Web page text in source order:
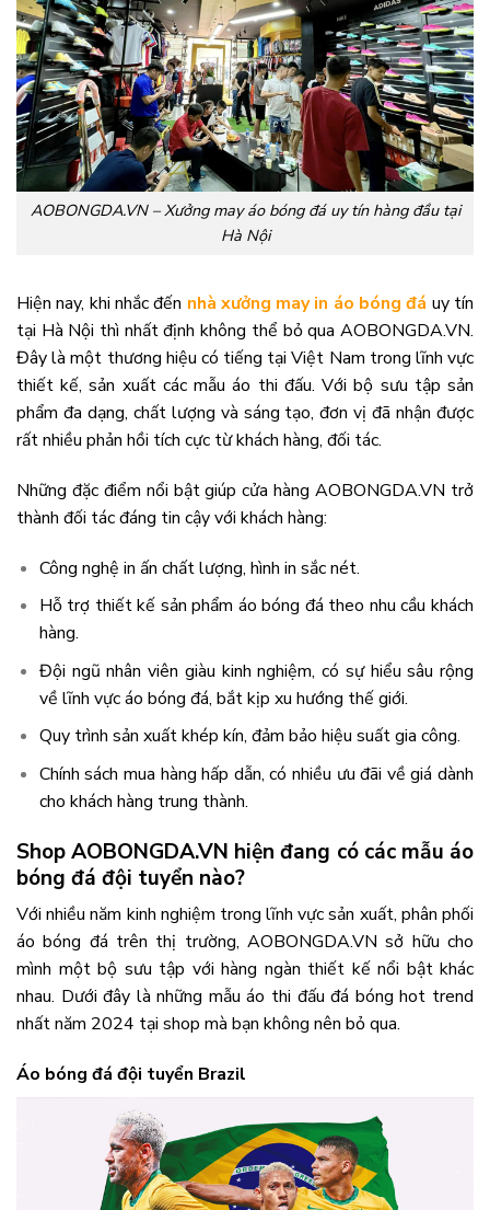
AOBONGDA.VN – Xưởng may áo bóng đá uy tín hàng đầu tại
Hà Nội
Hiện nay, khi nhắc đến nhà xưởng may in áo bóng đá uy tín
tại Hà Nội thì nhất định không thể bỏ qua AOBONGDA.VN.
Đây là một thương hiệu có tiếng tại Việt Nam trong lĩnh vực
thiết kế, sản xuất các mẫu áo thi đấu. Với bộ sưu tập sản
phẩm đa dạng, chất lượng và sáng tạo, đơn vị đã nhận được
rất nhiều phản hồi tích cực từ khách hàng, đối tác.
Những đặc điểm nổi bật giúp cửa hàng AOBONGDA.VN trở
thành đối tác đáng tin cậy với khách hàng:
Công nghệ in ấn chất lượng, hình in sắc nét.
Hỗ trợ thiết kế sản phẩm áo bóng đá theo nhu cầu khách
hàng.
Đội ngũ nhân viên giàu kinh nghiệm, có sự hiểu sâu rộng
về lĩnh vực áo bóng đá, bắt kịp xu hướng thế giới.
Quy trình sản xuất khép kín, đảm bảo hiệu suất gia công.
Chính sách mua hàng hấp dẫn, có nhiều ưu đãi về giá dành
cho khách hàng trung thành.
Shop AOBONGDA.VN hiện đang có các mẫu áo
bóng đá đội tuyển nào?
Với nhiều năm kinh nghiệm trong lĩnh vực sản xuất, phân phối
áo bóng đá trên thị trường, AOBONGDA.VN sở hữu cho
mình một bộ sưu tập với hàng ngàn thiết kế nổi bật khác
nhau. Dưới đây là những mẫu áo thi đấu đá bóng hot trend
nhất năm 2024 tại shop mà bạn không nên bỏ qua.
Áo bóng đá đội tuyển Brazil